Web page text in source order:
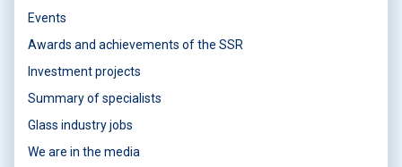
Events
Awards and achievements of the SSR
Investment projects
Summary of specialists
Glass industry jobs
We are in the media